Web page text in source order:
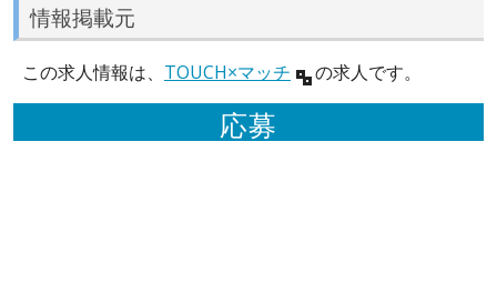
情報掲載元
この求人情報は、 TOUCH×マッチ の求人です。
応募